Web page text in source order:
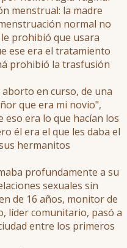
menstrual: la madre
normal no
prohibió que usara
ese era el tratamiento
prohibió la trasfusión
en curso, de una
que era mi novio",
eso era lo que hacían los
él era el que les daba el
hermanitos
profundamente a su
sexuales sin
de 16 años, monitor de
líder comunitario, pasó a
entre los primeros